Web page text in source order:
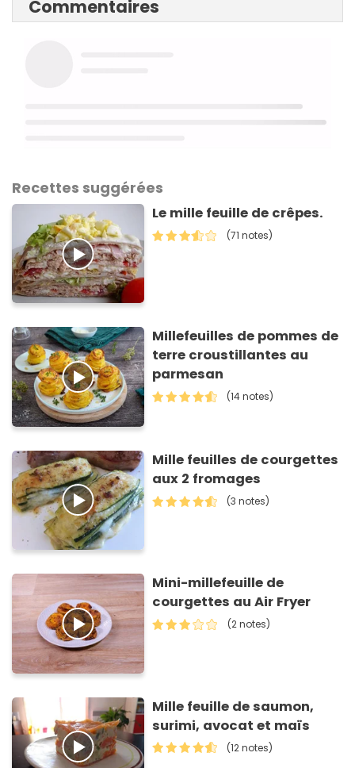
Commentaires
Recettes suggérées
Le mille feuille de crêpes.
(71 notes)
Millefeuilles de pommes de
terre croustillantes au
parmesan
(14 notes)
Mille feuilles de courgettes
aux 2 fromages
(3 notes)
Mini-millefeuille de
courgettes au Air Fryer
(2 notes)
Mille feuille de saumon,
surimi, avocat et maïs
(12 notes)